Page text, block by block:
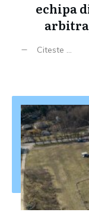
echipa
Citeste ...